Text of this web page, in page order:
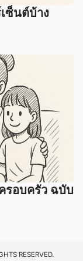
ซ็นต์บ้าง
รอบครัว ฉบับ
RESERVED.